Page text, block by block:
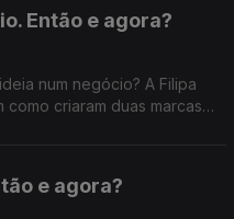
Então e agora?
num negócio? A Filipa
como criaram duas marcas,
e agora?